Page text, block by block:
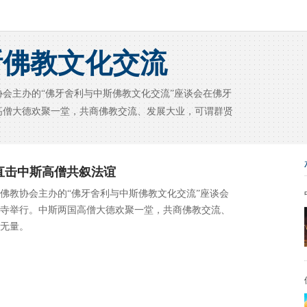
教文化交流
主办的“佛牙舍利与中斯佛教文化交流”座谈会在佛牙
大德欢聚一堂，共商佛教交流、发展大业，可谓群贤
中斯高僧共叙法谊
教协会主办的“佛牙舍利与中斯佛教文化交流”座谈会
行。中斯两国高僧大德欢聚一堂，共商佛教交流、
量。